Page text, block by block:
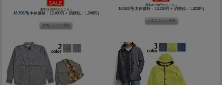
通常19,580円のところ↓↓
13,706円(本体価格：12,460円 + 消費税：1,246円)
通常20,790円のところ↓↓
14,553円(本体価格：13,230円 + 消費税：1,323円)